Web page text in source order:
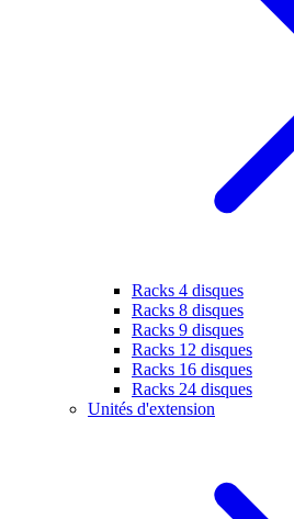
Racks 4 disques
Racks 8 disques
Racks 9 disques
Racks 12 disques
Racks 16 disques
Racks 24 disques
Unités d'extension